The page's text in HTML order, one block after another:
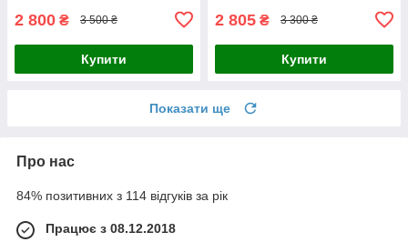
2 800 ₴ 3 500 ₴
Купити
2 805 ₴ 3 300 ₴
Купити
Показати ще
Про нас
84% позитивних з 114 відгуків за рік
Працює з 08.12.2018